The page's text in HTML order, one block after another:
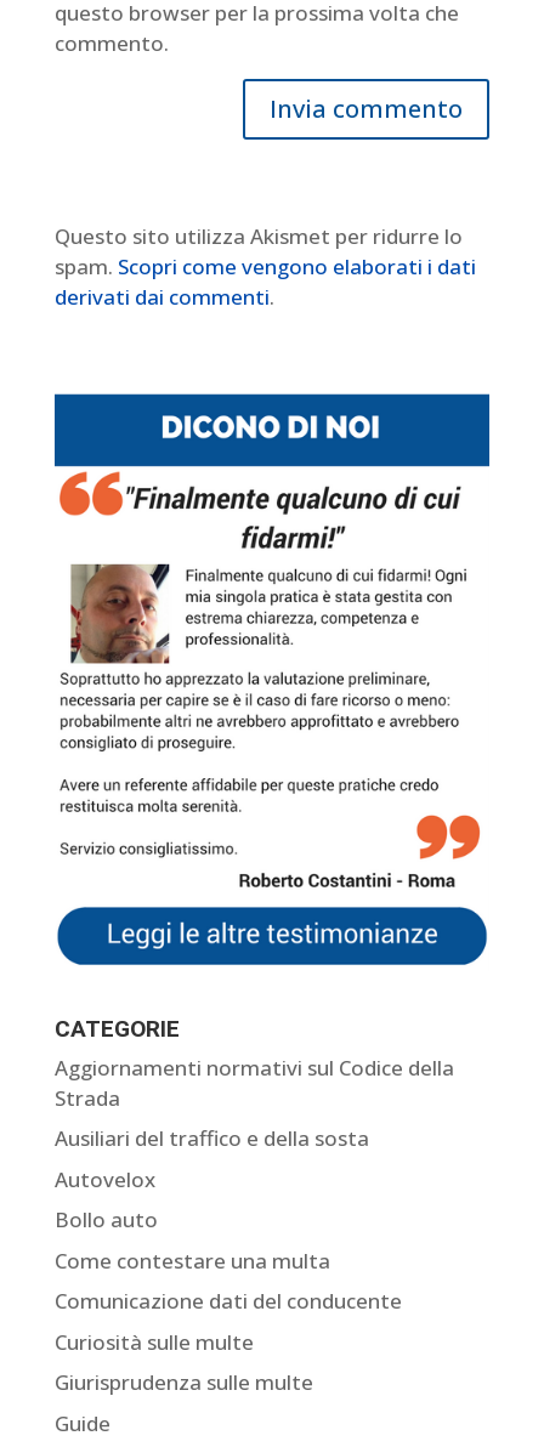
questo browser per la prossima volta che
commento.
Questo sito utilizza Akismet per ridurre lo
spam. Scopri come vengono elaborati i dati
derivati dai commenti.
CATEGORIE
Aggiornamenti normativi sul Codice della
Strada
Ausiliari del traffico e della sosta
Autovelox
Bollo auto
Come contestare una multa
Comunicazione dati del conducente
Curiosità sulle multe
Giurisprudenza sulle multe
Guide